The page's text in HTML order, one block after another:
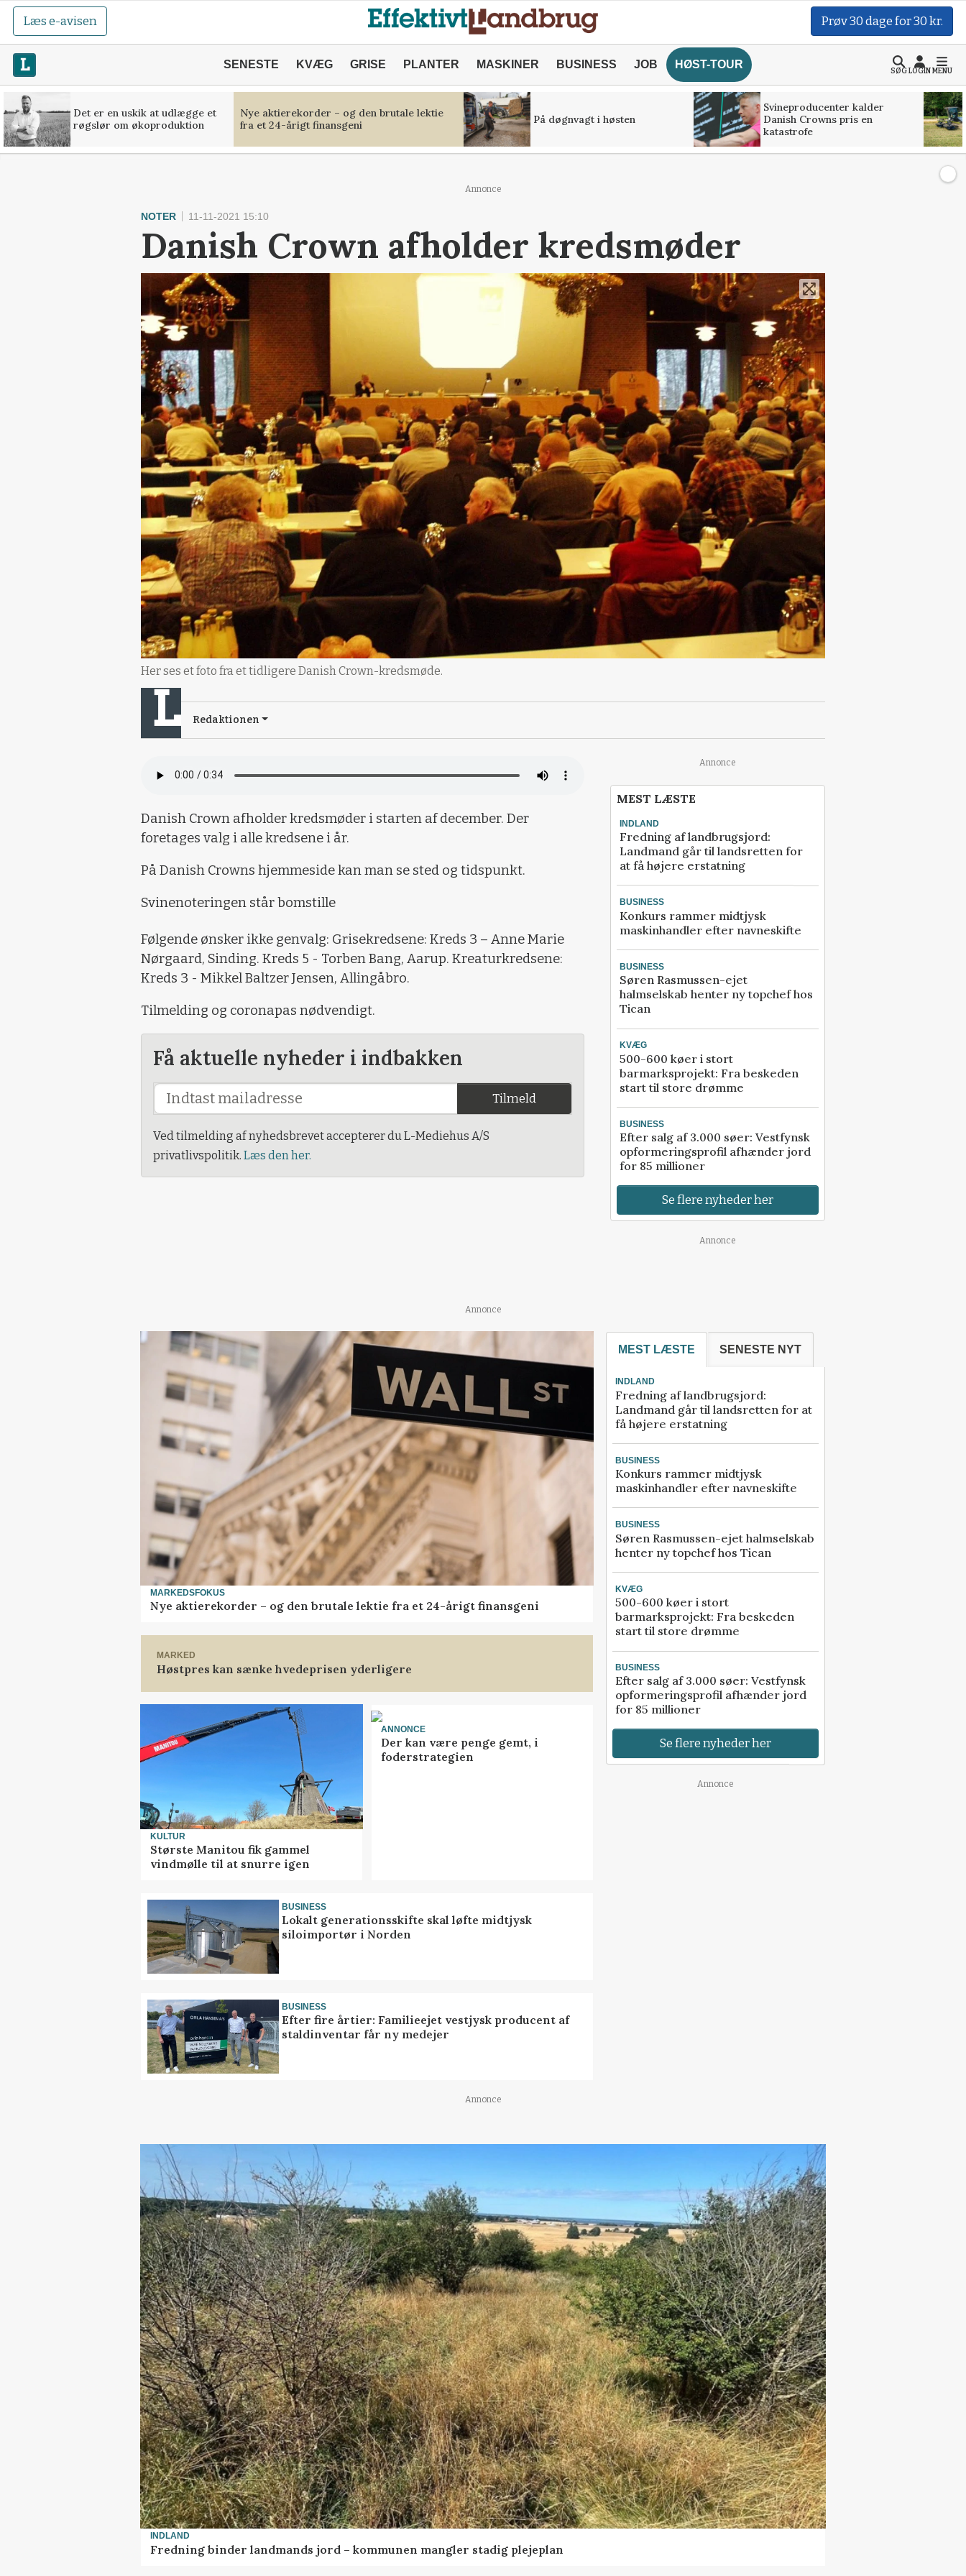
Læs e-avisen Prøv 30 dage for 30 kr.
SENESTE KVÆG GRISE PLANTER MASKINER BUSINESS JOB HØST-TOUR
SØGLOGINMENU
Det er en uskik at udlægge et
røgslør om økoproduktion
Nye aktierekorder – og den brutale lektie
fra et 24-årigt finansgeni
På døgnvagt i høsten
Svineproducenter kalder
Danish Crowns pris en
katastrofe
Annonce
NOTER 11-11-2021 15:10
Danish Crown afholder kredsmøder
Her ses et foto fra et tidligere Danish Crown-kredsmøde.
Redaktionen
Danish Crown afholder kredsmøder i starten af december. Der
foretages valg i alle kredsene i år.
På Danish Crowns hjemmeside kan man se sted og tidspunkt.
Svinenoteringen står bomstille
Følgende ønsker ikke genvalg: Grisekredsene: Kreds 3 – Anne Marie
Nørgaard, Sinding. Kreds 5 - Torben Bang, Aarup. Kreaturkredsene:
Kreds 3 - Mikkel Baltzer Jensen, Allingåbro.
Tilmelding og coronapas nødvendigt.
Få aktuelle nyheder i indbakken
Tilmeld
Ved tilmelding af nyhedsbrevet accepterer du L-Mediehus A/S
privatlivspolitik. Læs den her.
Annonce
MEST LÆSTE
INDLAND
Fredning af landbrugsjord:
Landmand går til landsretten for
at få højere erstatning
BUSINESS
Konkurs rammer midtjysk
maskinhandler efter navneskifte
BUSINESS
Søren Rasmussen-ejet
halmselskab henter ny topchef hos
Tican
KVÆG
500-600 køer i stort
barmarksprojekt: Fra beskeden
start til store drømme
BUSINESS
Efter salg af 3.000 søer: Vestfynsk
opformeringsprofil afhænder jord
for 85 millioner
Se flere nyheder her
Annonce
Annonce
MARKEDSFOKUS
Nye aktierekorder – og den brutale lektie fra et 24-årigt finansgeni
MARKED
Høstpres kan sænke hvedeprisen yderligere
KULTUR
Største Manitou fik gammel
vindmølle til at snurre igen
ANNONCE
Der kan være penge gemt, i
foderstrategien
BUSINESS
Lokalt generationsskifte skal løfte midtjysk
siloimportør i Norden
BUSINESS
Efter fire årtier: Familieejet vestjysk producent af
staldinventar får ny medejer
MEST LÆSTE SENESTE NYT
INDLAND
Fredning af landbrugsjord:
Landmand går til landsretten for at
få højere erstatning
BUSINESS
Konkurs rammer midtjysk
maskinhandler efter navneskifte
BUSINESS
Søren Rasmussen-ejet halmselskab
henter ny topchef hos Tican
KVÆG
500-600 køer i stort
barmarksprojekt: Fra beskeden
start til store drømme
BUSINESS
Efter salg af 3.000 søer: Vestfynsk
opformeringsprofil afhænder jord
for 85 millioner
Se flere nyheder her
Annonce
Annonce
INDLAND
Fredning binder landmands jord – kommunen mangler stadig plejeplan